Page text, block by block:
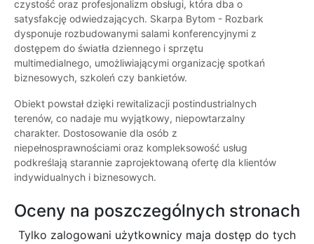
czystość oraz profesjonalizm obsługi, która dba o
satysfakcję odwiedzających. Skarpa Bytom - Rozbark
dysponuje rozbudowanymi salami konferencyjnymi z
dostępem do światła dziennego i sprzętu
multimedialnego, umożliwiającymi organizację spotkań
biznesowych, szkoleń czy bankietów.
Obiekt powstał dzięki rewitalizacji postindustrialnych
terenów, co nadaje mu wyjątkowy, niepowtarzalny
charakter. Dostosowanie dla osób z
niepełnosprawnościami oraz kompleksowość usług
podkreślają starannie zaprojektowaną ofertę dla klientów
indywidualnych i biznesowych.
Oceny na poszczególnych stronach
Tylko zalogowani użytkownicy maja dostęp do tych